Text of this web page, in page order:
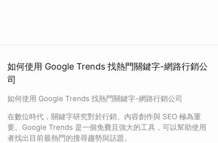
如何使用 Google Trends 找熱門關鍵字-網路行銷公
司
如何使用 Google Trends 找熱門關鍵字-網路行銷公司
在數位時代，關鍵字研究對於行銷、內容創作與 SEO 極為重
要。Google Trends 是一個免費且強大的工具，可以幫助使用
者找出目前最熱門的搜尋趨勢與話題。